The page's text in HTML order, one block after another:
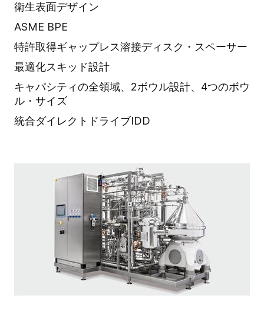
衛生表面デザイン
ASME BPE
特許取得ギャップレス溶接ディスク・スペーサー
最適化スキッド設計
キャパシティの全領域、2ボウル設計、4つのボウ
ル・サイズ
統合ダイレクトドライブIDD